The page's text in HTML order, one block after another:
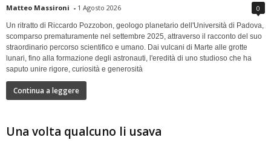
Matteo Massironi - 1 Agosto 2026 0
Un ritratto di Riccardo Pozzobon, geologo planetario dell'Università di Padova,
scomparso prematuramente nel settembre 2025, attraverso il racconto del suo
straordinario percorso scientifico e umano. Dai vulcani di Marte alle grotte
lunari, fino alla formazione degli astronauti, l'eredità di uno studioso che ha
saputo unire rigore, curiosità e generosità
Continua a leggere
Una volta qualcuno li usava